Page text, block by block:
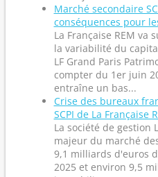
Marché secondaire
conséquences pour
La Française REM
la variabilité du
LF Grand Paris
compter du 1er juin
entraîne un bas...
Crise des bureaux
SCPI de La Française
La société de gestion
majeur du marché
9,1 milliards d'euros
2025 et environ 9,5